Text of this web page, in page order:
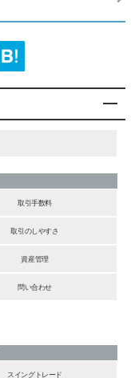
取引手数料
取引のしやすさ
資産管理
問い合わせ
スイングトレード